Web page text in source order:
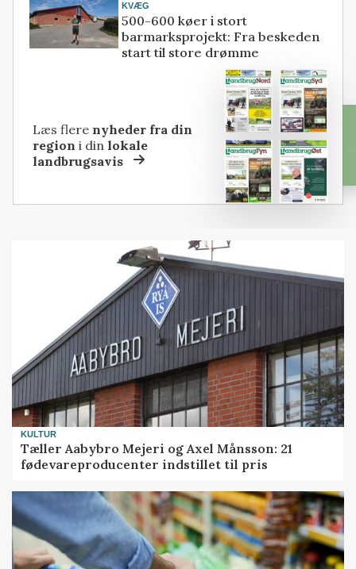
KVÆG
500-600 køer i stort
barmarksprojekt: Fra beskeden
start til store drømme
Læs flere nyheder fra din
region i dinlokale
landbrugsavis
KULTUR
Tæller Aabybro Mejeri og Axel Månsson: 21
fødevareproducenter indstillet til pris